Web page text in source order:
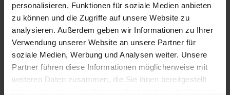
personalisieren, Funktionen für soziale Medien anbieten
zu können und die Zugriffe auf unsere Website zu
analysieren. Außerdem geben wir Informationen zu Ihrer
Verwendung unserer Website an unsere Partner für
soziale Medien, Werbung und Analysen weiter. Unsere
Partner führen diese Informationen möglicherweise mit
weiteren Daten zusammen, die Sie ihnen bereitgestellt
lose Ware Sackware
September
2025
Januar
2026
Mai
2026
250 €